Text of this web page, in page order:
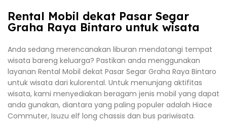
Rental Mobil dekat Pasar Segar
Graha Raya Bintaro untuk wisata
Anda sedang merencanakan liburan mendatangi tempat
wisata bareng keluarga? Pastikan anda menggunakan
layanan Rental Mobil dekat Pasar Segar Graha Raya Bintaro
untuk wisata dari kulorental. Untuk menunjang aktifitas
wisata, kami menyediakan beragam jenis mobil yang dapat
anda gunakan, diantara yang paling populer adalah Hiace
Commuter, Isuzu elf long chassis dan bus pariwisata.